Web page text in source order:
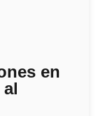
en